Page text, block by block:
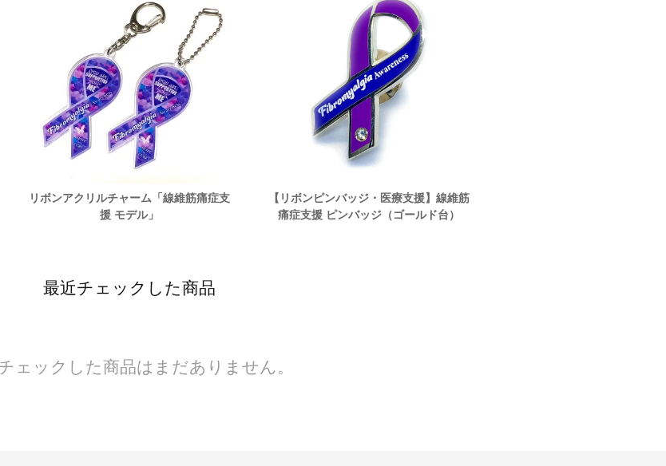
リボンアクリルチャーム「線維筋痛症支
援 モデル」
【リボンピンバッジ・医療支援】線維筋
痛症支援 ピンバッジ（ゴールド台）
最近チェックした商品
ェックした商品はまだありません。